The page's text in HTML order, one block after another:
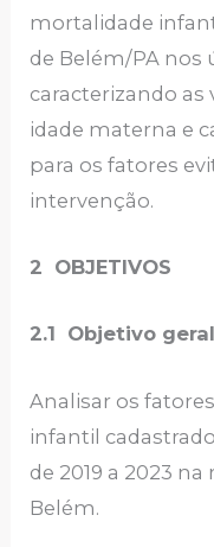
mortalidade
de Belém/PA nos
caracterizando as
idade materna e
para os fatores
intervenção.
2 OBJETIVOS
2.1 Objetivo geral
Analisar os
infantil
de 2019 a 2023
Belém.